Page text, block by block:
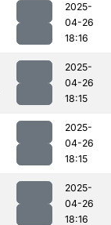
2025-
04-26
18:16
2025-
04-26
18:15
2025-
04-26
18:15
2025-
04-26
18:16